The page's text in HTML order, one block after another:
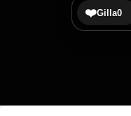
❤️Gilla0